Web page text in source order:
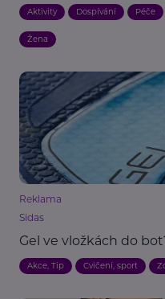
Aktivity Dospívání Péče
Žena
Reklama
Sidas
Gel ve vložkách do
Akce, Tip Cvičení, sport